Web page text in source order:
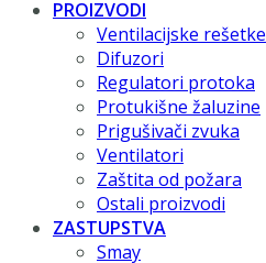
PROIZVODI
Ventilacijske rešetke
Difuzori
Regulatori protoka
Protukišne žaluzine
Prigušivači zvuka
Ventilatori
Zaštita od požara
Ostali proizvodi
ZASTUPSTVA
Smay